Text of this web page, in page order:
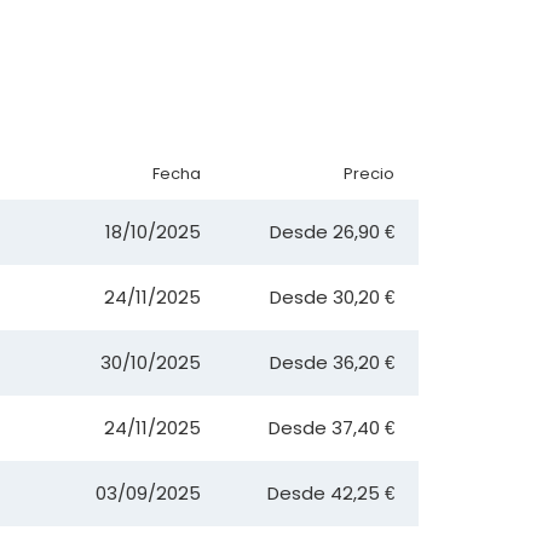
Fecha Precio
18/10/2025 Desde 26,90 €
24/11/2025 Desde 30,20 €
30/10/2025 Desde 36,20 €
24/11/2025 Desde 37,40 €
03/09/2025 Desde 42,25 €